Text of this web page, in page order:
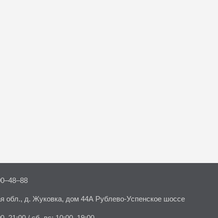
обл., д. Жуковка, дом 44А Рублево-Успенское шоссе